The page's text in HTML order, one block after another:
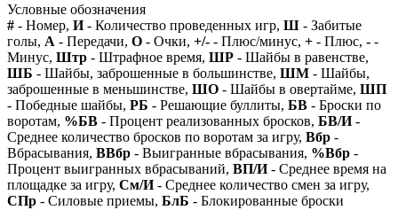
Условные обозначения
# - Номер, И- Количество проведенных игр, Ш - Забитые
голы, А - Передачи, О - Очки, +/- - Плюс/минус, + - Плюс, - -
Минус, Штр - Штрафное время, ШР - Шайбы в равенстве,
ШБ - Шайбы, заброшенные в большинстве, ШМ - Шайбы,
заброшенные в меньшинстве, ШО - Шайбы в овертайме, ШП
- Победные шайбы, РБ - Решающие буллиты, БВ - Броски по
воротам, %БВ - Процент реализованных бросков, БВ/И-
Среднее количество бросков по воротам за игру, Вбр -
Вбрасывания, ВВбр - Выигранные вбрасывания, %Вбр -
Процент выигранных вбрасываний, ВП/И- Среднее время на
площадке за игру, См/И- Среднее количество смен за игру,
СПр - Силовые приемы, БлБ - Блокированные броски